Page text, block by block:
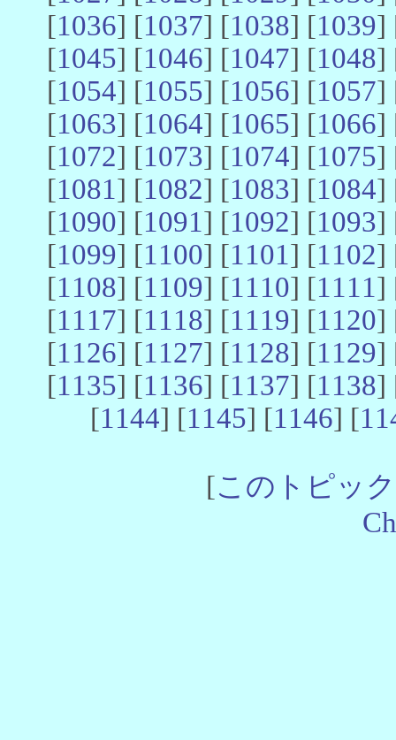
[1036] [1037] [1038] [1039]
[1045] [1046] [1047] [1048]
[1054] [1055] [1056] [1057]
[1063] [1064] [1065] [1066]
[1072] [1073] [1074] [1075]
[1081] [1082] [1083] [1084]
[1090] [1091] [1092] [1093]
[1099] [1100] [1101] [1102]
[1108] [1109] [1110] [1111]
[1117] [1118] [1119] [1120]
[1126] [1127] [1128] [1129]
[1135] [1136] [1137] [1138]
[1144] [1145] [1146] [
[このトピッ